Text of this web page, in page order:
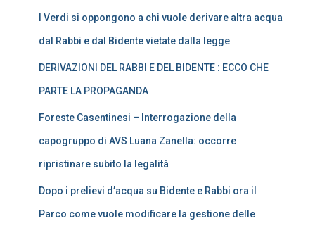
I Verdi si oppongono a chi vuole derivare altra acqua
dal Rabbi e dal Bidente vietate dalla legge
DERIVAZIONI DEL RABBI E DEL BIDENTE : ECCO CHE
PARTE LA PROPAGANDA
Foreste Casentinesi – Interrogazione della
capogruppo di AVS Luana Zanella: occorre
ripristinare subito la legalità
Dopo i prelievi d’acqua su Bidente e Rabbi ora il
Parco come vuole modificare la gestione delle